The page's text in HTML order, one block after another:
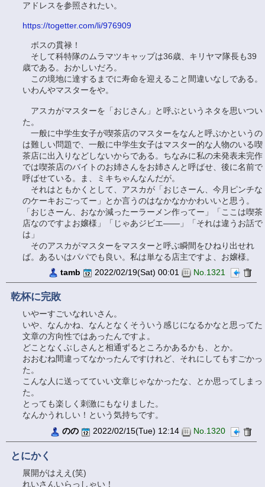
アドレスを参照されたい。
https://togetter.com/li/976909
ボスの貫禄！
そして科特隊のムラマツキャップは36歳、キリヤマ隊長も39
歳である。おかしいだろ。
この境地に達するまでに寿命を迎えること間違いなしである。
いわんやマスターをや。
アスカがマスターを「おじさん」と呼ぶというネタを思いつい
た。
一般に中学生女子が喫茶店のマスターをなんと呼ぶかというの
は難しい問題で、一般に中学生女子はマスター的な人物のいる喫
茶店に出入りなどしないからである。ちなみに私の未発表未完作
では喫茶店のバイトのお姉さんをお姉さんと呼ばせ、後に名前で
呼ばせている。ま、ミキちゃんなんだが。
それはともかくとして、アスカが「おじさーん、今月ピンチな
のケーキおごってー」とか言うのはなかなかかわいいと思う。
「おじさーん、おなか減ったーラーメン作ってー」「ここは喫茶
店なのですよお嬢様」「じゃあジビエ――」「それは違うお話で
は」
そのアスカがマスターをマスターと呼ぶ瞬間をひねり出せれ
ば。あるいはパパでも良い。私は単なる店主ですよ、お嬢様。
tamb
2022/02/19(Sat) 00:01 No.1321
乾杯に完敗
いやーすごいなれいさん。
いや、なんかね、なんとなくそういう感じになるかなと思ってた
文章の方向性ではあったんですよ。
どことなくぶしさんと相通ずるところかあるかも、とか。
おおむね間違ってなかったんですけれど、それにしてもすごかっ
た。
こんな人に送ってていい文章じゃなかったな、とか思ってしまっ
た。
とっても楽しく刺激にもなりました。
なんかうれしい！という気持ちです。
のの
2022/02/15(Tue) 12:14 No.1320
とにかく
展開がはええ(笑)
れいさんいらっしゃい！